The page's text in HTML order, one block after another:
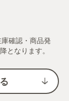
確認・商品発
となります。